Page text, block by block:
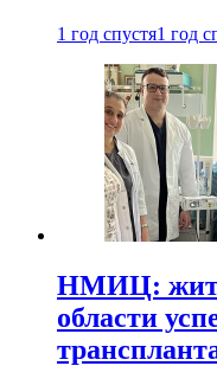
1 год спустя1 год
НМИЦ:
области